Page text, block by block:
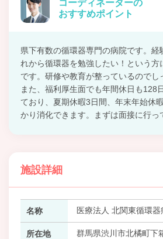
コーディネーターの
おすすめポイント
県下有数の循環器専門の病院です。経
れから循環器を勉強したい！という方
です。研修や教育が整っているのでし
また、福利厚生面でも年間休日も128
ており、夏期休暇3日間、年末年始休
かり消化できます。まずは面接に行っ
施設詳細
名称 医療法人 北関東循環器
所在地 群馬県渋川市北橘町下